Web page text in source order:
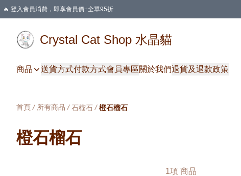
🔥 登入會員消費，即享會員價+全單95折
Crystal Cat Shop 水晶貓
商品 送貨方式付款方式會員專區關於我們退貨及退款政策
首頁 / 所有商品 / 石榴石 / 橙石榴石
橙石榴石
1項 商品